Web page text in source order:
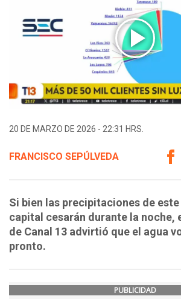
20 DE MARZO DE 2026 - 22:31 HRS.
FRANCISCO SEPÚLVEDA
Si bien las precipitaciones de este
capital cesarán durante la noche,
de Canal 13 advirtió que el agua
pronto.
PUBLICIDAD